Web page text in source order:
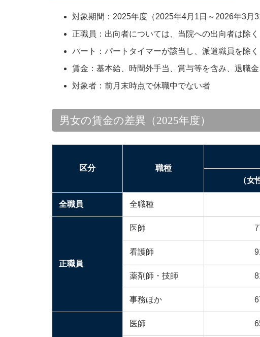
対象期間：2025年度（2025年4月1日～2026年3月
正職員：出向者については、当院への出向者は除く
パート：パートタイマーが該当し、派遣職員を除く
賃金：基本給、時間外手当、賞与等を含み、退職金
対象者：前月末時点で休職中でない者
男女の賃金の差異（2025年度）
区分 職種
（女
全職員 全職種
正職員
医師
看護師
薬剤師・技師
事務ほか
医師